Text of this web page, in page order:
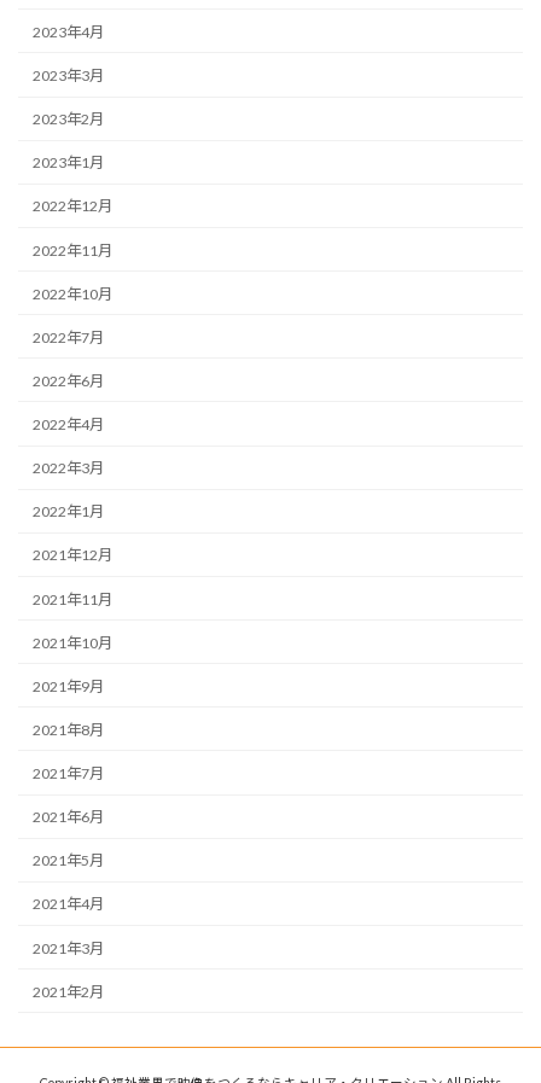
2023年4月
2023年3月
2023年2月
2023年1月
2022年12月
2022年11月
2022年10月
2022年7月
2022年6月
2022年4月
2022年3月
2022年1月
2021年12月
2021年11月
2021年10月
2021年9月
2021年8月
2021年7月
2021年6月
2021年5月
2021年4月
2021年3月
2021年2月